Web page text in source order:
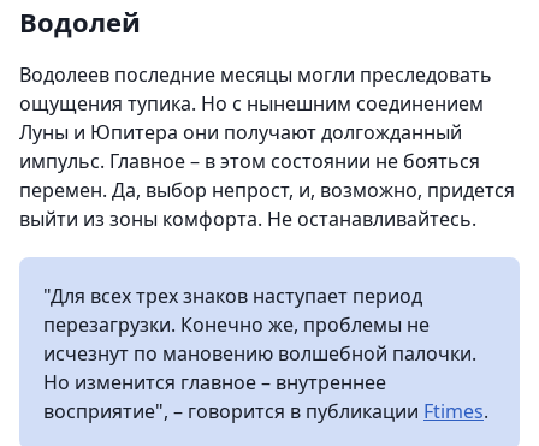
Водолей
Водолеев последние месяцы могли преследовать
ощущения тупика. Но с нынешним соединением
Луны и Юпитера они получают долгожданный
импульс. Главное – в этом состоянии не бояться
перемен. Да, выбор непрост, и, возможно, придется
выйти из зоны комфорта. Не останавливайтесь.
"Для всех трех знаков наступает период
перезагрузки. Конечно же, проблемы не
исчезнут по мановению волшебной палочки.
Но изменится главное – внутреннее
восприятие", – говорится в публикации Ftimes.